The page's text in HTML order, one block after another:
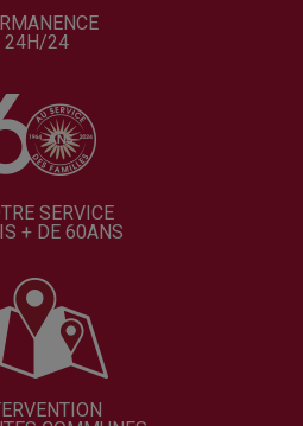
24H/24
SERVICE
+ DE 60ANS